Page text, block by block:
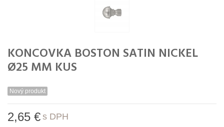
KONCOVKA BOSTON SATIN NICKEL
Ø25 MM KUS
Nový produkt
2,65 € s DPH